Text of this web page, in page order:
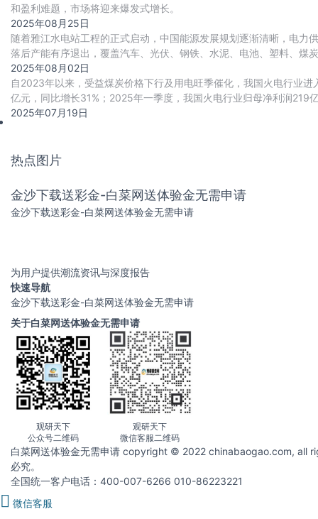
和盈利难题，市场将迎来爆发式增长。
2025年08月25日
随着雅江水电站工程的正式启动，中国能源发展规划逐渐清晰，电力
落后产能有序退出，覆盖汽车、光伏、钢铁、水泥、电池、塑料、煤
相关高耗能行业年用电量合计减少约12
2025年08月02日
自2023年以来，受益煤炭价格下行及用电旺季催化，我国火电行业
亿元，同比增长31%；2025年一季度，我国火电行业归母净利润219
2025年07月19日
热点图片
金沙下载送彩金-白菜网送体验金无需申请
金沙下载送彩金-白菜网送体验金无需申请
为用户提供潮流资讯与深度报告
快速导航
金沙下载送彩金-白菜网送体验金无需申请
关于白菜网送体验金无需申请
观研天下
公众号二维码
观研天下
微信客服二维码
白菜网送体验金无需申请 copyright © 2022 chinabaogao.com, all
必究。
全国统一客户电话：400-007-6266 010-86223221
微信客服